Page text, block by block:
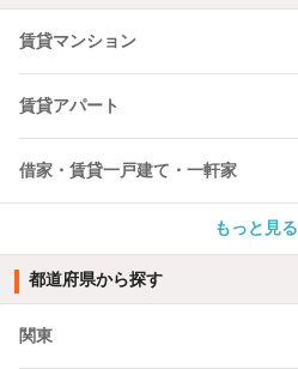
賃貸マンション
賃貸アパート
借家・賃貸一戸建て・一軒家
もっと見る
都道府県から探す
関東